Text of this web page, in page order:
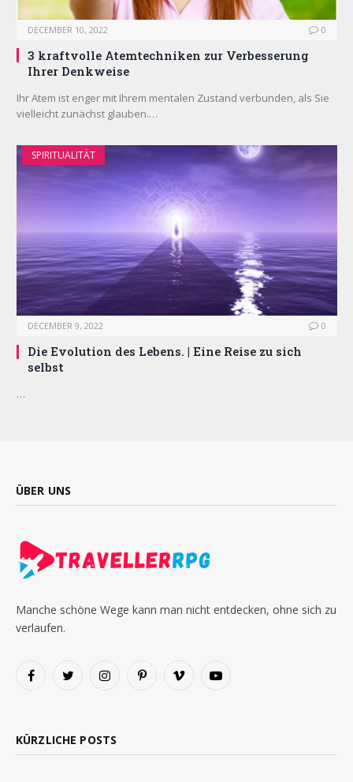
DECEMBER 10, 2022 0
3 kraftvolle Atemtechniken zur Verbesserung
Ihrer Denkweise
Ihr Atem ist enger mit Ihrem mentalen Zustand verbunden, als Sie
vielleicht zunächst glauben.…
SPIRITUALITÄT
DECEMBER 9, 2022 0
Die Evolution des Lebens. | Eine Reise zu sich
selbst
…
ÜBER UNS
Manche schöne Wege kann man nicht entdecken, ohne sich zu
verlaufen.
FacebookTwitter InstagramPinterestVimeo YouTube
KÜRZLICHE POSTS